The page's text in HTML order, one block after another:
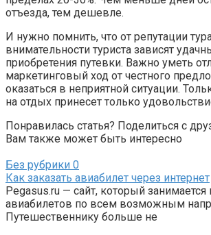
отъезда, тем дешевле.
И нужно помнить, что от репутации
внимательности туриста зависят
приобретения путевки. Важно уметь
маркетинговый ход от честного
оказаться в неприятной ситуации.
на отдых принесет только
Понравилась статья? Поделиться с
Вам также может быть интересно
Без рубрики 0
Как заказать авиабилет через интернет
Pegasus.ru — сайт, который
авиабилетов по всем возможным
Путешественнику больше не